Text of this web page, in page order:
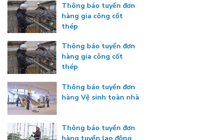
Thông báo tuyển đơn
hàng gia công cốt
thép
Thông báo tuyển đơn
hàng gia công cốt
thép
Thông báo tuyển đơn
hàng Vệ sinh toàn nhà
Thông báo tuyển đơn